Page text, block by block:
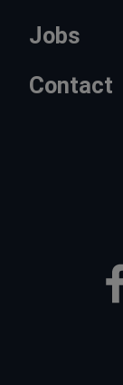
Jobs
Contact